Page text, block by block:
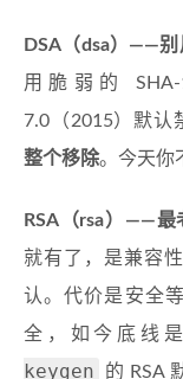
DSA（dsa）——别
用脆弱的
7.0（2015）默认
整个移除。今天你
RSA（rsa）——最
就有了，是兼容
认。代价是安全
全，如今底线
keygen
的 RSA